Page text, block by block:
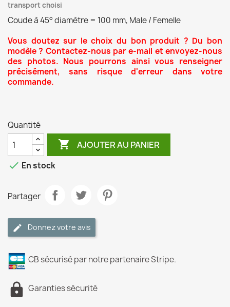
transport choisi
Coude à 45° diamètre = 100 mm, Male / Femelle
Vous doutez sur le choix du bon produit ? Du bon
modèle ? Contactez-nous par e-mail et envoyez-nous
des photos. Nous pourrons ainsi vous renseigner
précisément, sans risque d'erreur dans votre
commande.
Quantité
 AJOUTER AU PANIER
 En stock
Partager
Donnez votre avis
CB sécurisé par notre partenaire Stripe.
Garanties sécurité